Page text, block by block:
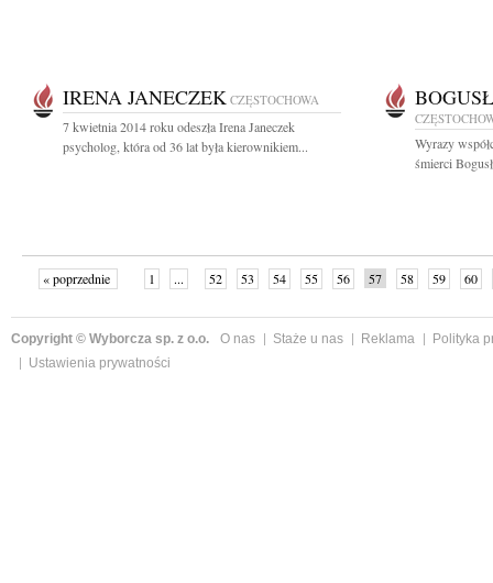
IRENA JANECZEK CZĘSTOCHOWA
7 kwietnia 2014 roku odeszła Irena Janeczek
psycholog, która od 36 lat była kierownikiem...
Wyrazy
śmierci
« poprzednie 1 ... 52 53 54 55 56 57 58 59
60
Copyright © Wyborcza sp. z o.o. O nas Staże u nas Reklama
Polityka
Ustawienia prywatności